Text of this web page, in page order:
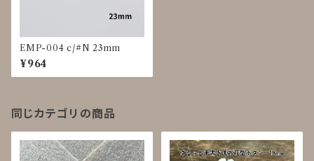
EMP-004 c/#N 23mm
¥964
同じカテゴリの商品